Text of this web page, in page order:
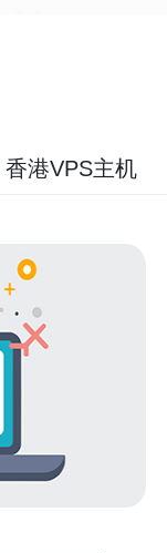
香港VPS主机